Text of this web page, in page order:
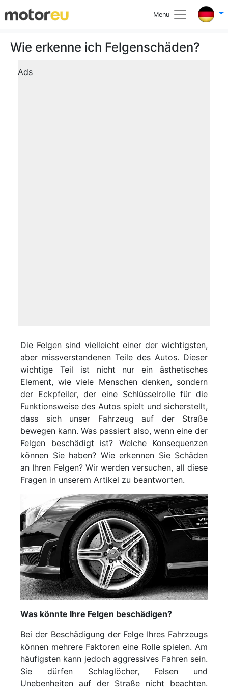
Menu
Wie erkenne ich Felgenschäden?
Ads
Die Felgen sind vielleicht einer der wichtigsten,
aber missverstandenen Teile des Autos. Dieser
wichtige Teil ist nicht nur ein ästhetisches
Element, wie viele Menschen denken, sondern
der Eckpfeiler, der eine Schlüsselrolle für die
Funktionsweise des Autos spielt und sicherstellt,
dass sich unser Fahrzeug auf der Straße
bewegen kann. Was passiert also, wenn eine der
Felgen beschädigt ist? Welche Konsequenzen
können Sie haben? Wie erkennen Sie Schäden
an Ihren Felgen? Wir werden versuchen, all diese
Fragen in unserem Artikel zu beantworten.
Was könnte Ihre Felgen beschädigen?
Bei der Beschädigung der Felge Ihres Fahrzeugs
können mehrere Faktoren eine Rolle spielen. Am
häufigsten kann jedoch aggressives Fahren sein.
Sie dürfen Schlaglöcher, Felsen und
Unebenheiten auf der Straße nicht beachten.